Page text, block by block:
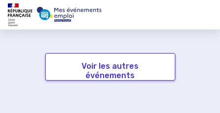
Voir les autres
événements